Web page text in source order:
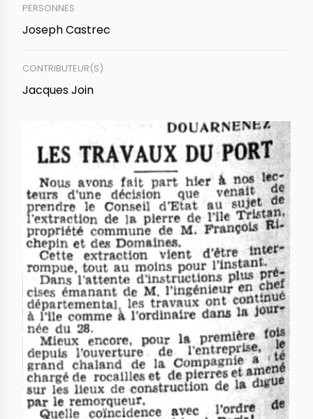
PERSONNES
Joseph Castrec
CONTRIBUTEUR(S)
Jacques Join